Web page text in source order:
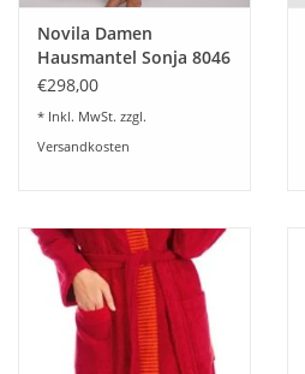
Novila Damen
Hausmantel Sonja 8046
Farbe hellblau
€298,00
* Inkl. MwSt. zzgl.
Versandkosten